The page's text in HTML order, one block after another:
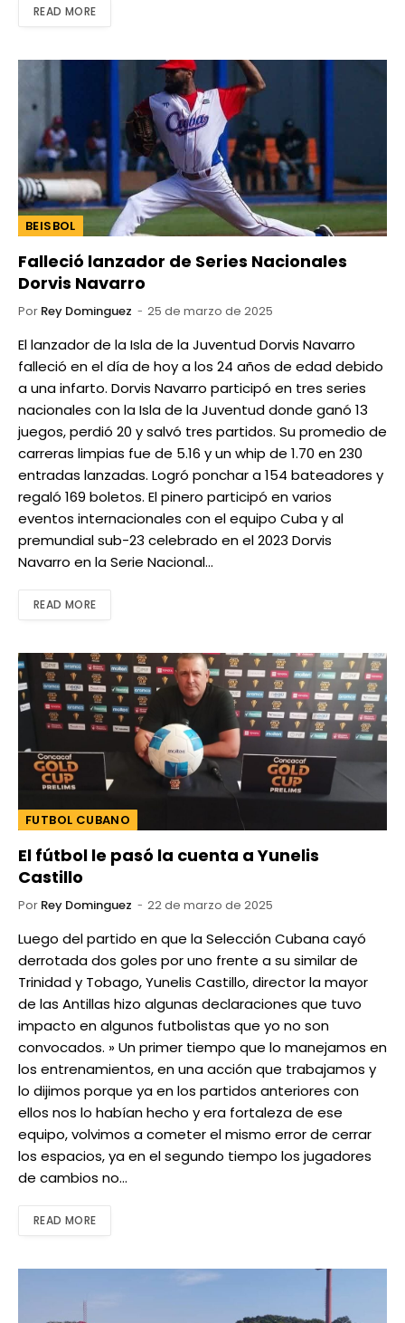
READ MORE
BEISBOL
Falleció lanzador de Series Nacionales
Dorvis Navarro
Por Rey Dominguez 25 de marzo de 2025
El lanzador de la Isla de la Juventud Dorvis Navarro
falleció en el día de hoy a los 24 años de edad debido
a una infarto. Dorvis Navarro participó en tres series
nacionales con la Isla de la Juventud donde ganó 13
juegos, perdió 20 y salvó tres partidos. Su promedio de
carreras limpias fue de 5.16 y un whip de 1.70 en 230
entradas lanzadas. Logró ponchar a 154 bateadores y
regaló 169 boletos. El pinero participó en varios
eventos internacionales con el equipo Cuba y al
premundial sub-23 celebrado en el 2023 Dorvis
Navarro en la Serie Nacional…
READ MORE
FUTBOL CUBANO
El fútbol le pasó la cuenta a Yunelis
Castillo
Por Rey Dominguez 22 de marzo de 2025
Luego del partido en que la Selección Cubana cayó
derrotada dos goles por uno frente a su similar de
Trinidad y Tobago, Yunelis Castillo, director la mayor
de las Antillas hizo algunas declaraciones que tuvo
impacto en algunos futbolistas que yo no son
convocados. » Un primer tiempo que lo manejamos en
los entrenamientos, en una acción que trabajamos y
lo dijimos porque ya en los partidos anteriores con
ellos nos lo habían hecho y era fortaleza de ese
equipo, volvimos a cometer el mismo error de cerrar
los espacios, ya en el segundo tiempo los jugadores
de cambios no…
READ MORE